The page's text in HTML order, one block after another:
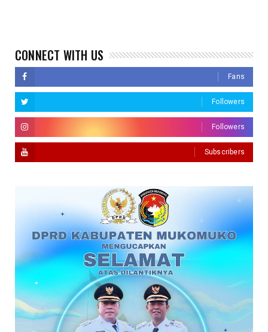
CONNECT WITH US
Fans
Followers
Followers
Subscribers